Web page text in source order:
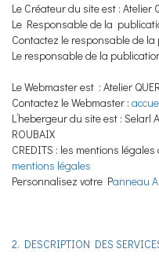
Le Créateur du site est : Atelier
Le Responsable de la
Contactez le responsable de la
Le responsable de la
Le Webmaster est : Atelier
Contactez le Webmaster :
L’hebergeur du site est : Selarl
ROUBAIX
CREDITS : les mentions
mentions légales
Personnalisez votre Panneau
2. DESCRIPTION DES